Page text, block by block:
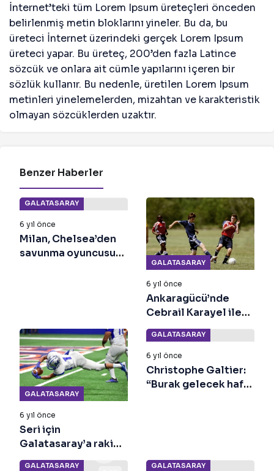
İnternet’teki tüm Lorem Ipsum üreteçleri önceden
belirlenmiş metin bloklarını yineler. Bu da, bu
üreteci İnternet üzerindeki gerçek Lorem Ipsum
üreteci yapar. Bu üreteç, 200’den fazla Latince
sözcük ve onlara ait cümle yapılarını içeren bir
sözlük kullanır. Bu nedenle, üretilen Lorem Ipsum
metinleri yinelemelerden, mizahtan ve karakteristik
olmayan sözcüklerden uzaktır.
Benzer Haberler
GALATASARAY
6 yıl önce
Milan, Chelsea’den
savunma oyuncusu
GALATASARAY
6 yıl önce
Ankaragücü’nde
Cebrail Karayel ile
yollar ayrıldı
GALATASARAY
6 yıl önce
Seri için
Galatasaray’a rakip:
Porto!
GALATASARAY
6 yıl önce
Christophe Galtier:
“Burak gelecek hafta
GALATASARAY GALATASARAY